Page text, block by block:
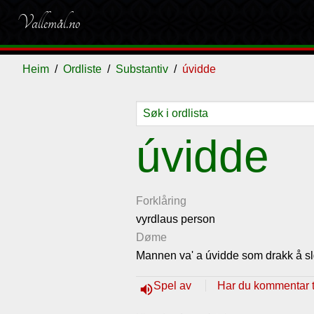
Vallemål.no
Heim Ordliste Substantiv úvidde
úvidde
Forklåring
vyrdlaus person
Døme
Mannen va' a úvidde som drakk å
volume_upSpel av Har du kommentar